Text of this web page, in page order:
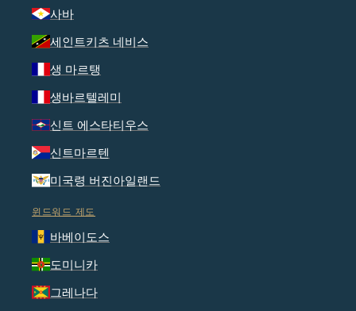
사바
세인트키츠 네비스
생 마르탱
생바르텔레미
신트 에스타티우스
신트마르텐
미국령 버진아일랜드
윈드워드 제도
바베이도스
도미니카
그레나다